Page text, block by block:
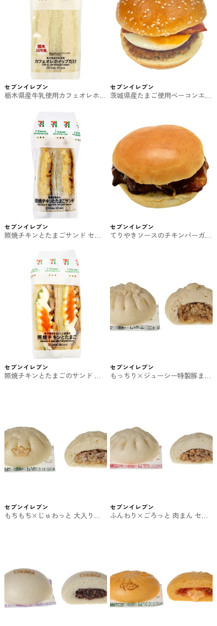
セブンイレブン
栃木県産牛乳使用カフェオレホイ
セブンイレブン
茨城県産たまご使用ベーコンエッ
セブンイレブン
照焼チキンとたまごサンド セブ
セブンイレブン
てりやきソースのチキンバーガー
セブンイレブン
照焼チキンとたまごのサンド セ
セブンイレブン
もっちり×ジューシー特製豚まん
セブンイレブン
もちもち×じゅわっと 大入り豚
セブンイレブン
ふんわり×ごろっと 肉まん セブ